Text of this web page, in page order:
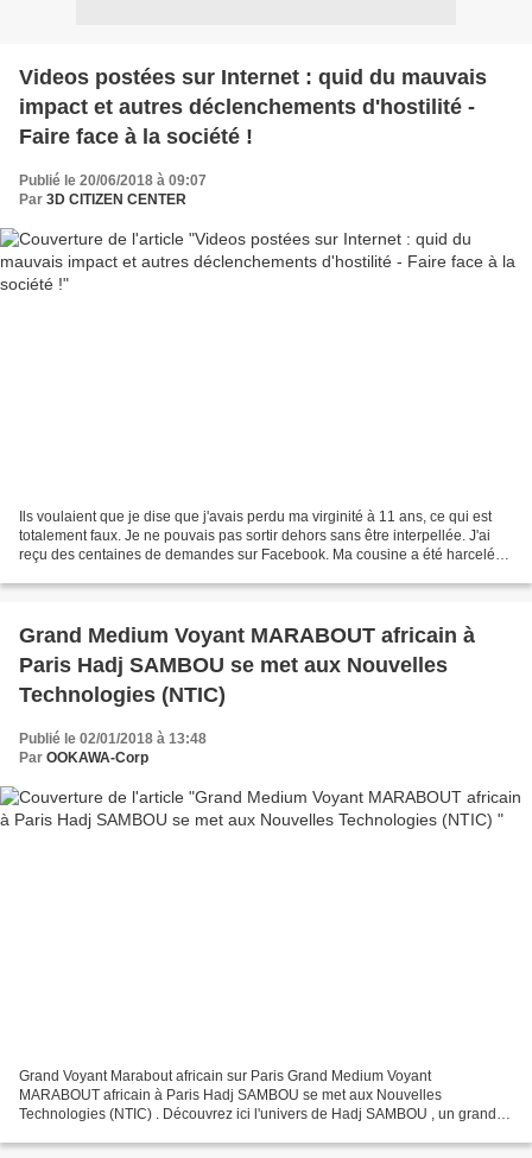
Videos postées sur Internet : quid du mauvais
impact et autres déclenchements d'hostilité -
Faire face à la société !
Publié le 20/06/2018 à 09:07
Par 3D CITIZEN CENTER
Ils voulaient que je dise que j'avais perdu ma virginité à 11 ans, ce qui est
totalement faux. Je ne pouvais pas sortir dehors sans être interpellée. J'ai
reçu des centaines de demandes sur Facebook. Ma cousine a été harcelée
Grand Medium Voyant MARABOUT africain à
Paris Hadj SAMBOU se met aux Nouvelles
Technologies (NTIC)
Publié le 02/01/2018 à 13:48
Par OOKAWA-Corp
Grand Voyant Marabout africain sur Paris Grand Medium Voyant
MARABOUT africain à Paris Hadj SAMBOU se met aux Nouvelles
Technologies (NTIC) . Découvrez ici l'univers de Hadj SAMBOU , un grand